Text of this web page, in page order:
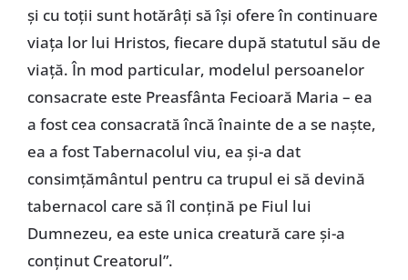
şi cu toţii sunt hotărâţi să îşi ofere în continuare
viaţa lor lui Hristos, fiecare după statutul său de
viaţă. În mod particular, modelul persoanelor
consacrate este Preasfânta Fecioară Maria – ea
a fost cea consacrată încă înainte de a se naşte,
ea a fost Tabernacolul viu, ea şi-a dat
consimţământul pentru ca trupul ei să devină
tabernacol care să îl conţină pe Fiul lui
Dumnezeu, ea este unica creatură care şi-a
conţinut Creatorul”.